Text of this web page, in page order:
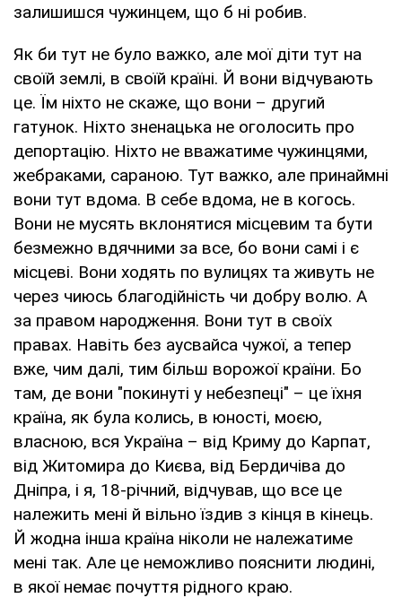
залишишся чужинцем, що б ні робив.
Як би тут не було важко, але мої діти тут на
своїй землі, в своїй країні. Й вони відчувають
це. Їм ніхто не скаже, що вони – другий
гатунок. Ніхто зненацька не оголосить про
депортацію. Ніхто не вважатиме чужинцями,
жебраками, сараною. Тут важко, але принаймні
вони тут вдома. В себе вдома, не в когось.
Вони не мусять вклонятися місцевим та бути
безмежно вдячними за все, бо вони самі і є
місцеві. Вони ходять по вулицях та живуть не
через чиюсь благодійність чи добру волю. А
за правом народження. Вони тут в своїх
правах. Навіть без аусвайса чужої, а тепер
вже, чим далі, тим більш ворожої країни. Бо
там, де вони "покинуті у небезпеці" – це їхня
країна, як була колись, в юності, моєю,
власною, вся Україна – від Криму до Карпат,
від Житомира до Києва, від Бердичіва до
Дніпра, і я, 18-річний, відчував, що все це
належить мені й вільно їздив з кінця в кінець.
Й жодна інша країна ніколи не належатиме
мені так. Але це неможливо пояснити людині,
в якої немає почуття рідного краю.